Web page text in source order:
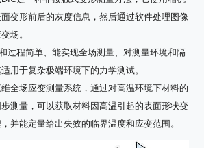
变形前后的灰度信息，然后通过软件处理图像
场。
过程简单、能实现全场测量、对测量环境和隔
用于复杂极端环境下的力学测试。
全场应变测量系统，通过对高温环境下材料的
测量，可以获取材料因高温引起的表面形状变
并能定量给出失效的临界温度和应变范围。